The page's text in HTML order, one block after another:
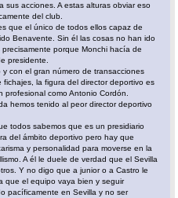
sus acciones. A estas alturas obviar eso
del club.
que el único de todos ellos capaz de
Benavente. Sin él las cosas no han ido
porque Monchi hacía de
presidente.
con el gran número de transacciones
la figura del director deportivo es
profesional como Antonio Cordón.
hemos tenido al peor director deportivo
todos sabemos que es un presidiario
del ámbito deportivo pero hay que
y personalidad para moverse en la
A él le duele de verdad que el Sevilla
Y no digo que a junior o a Castro le
que el equipo vaya bien y seguir
pacíficamente en Sevilla y no ser